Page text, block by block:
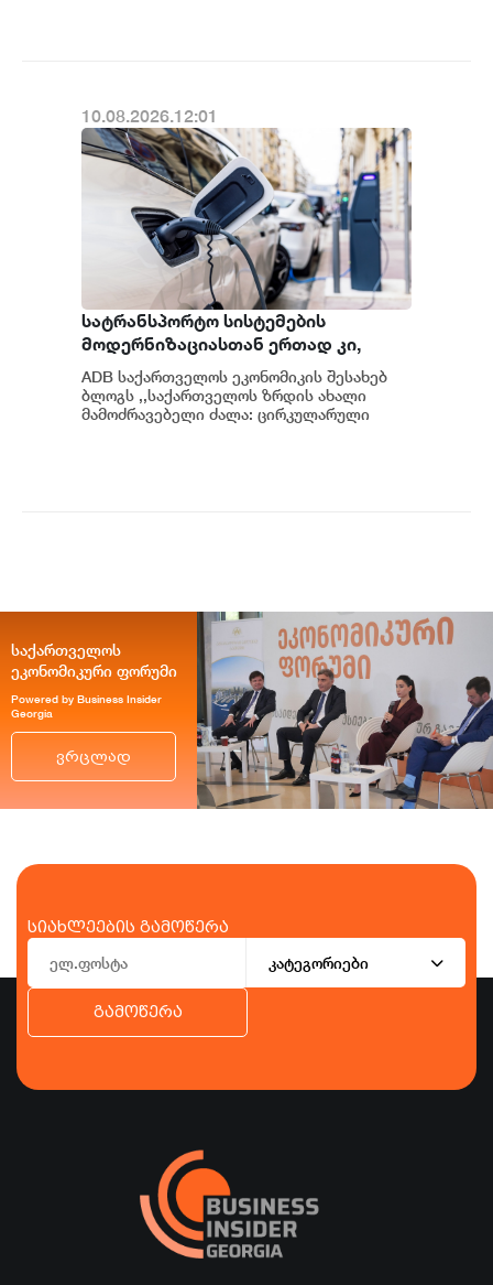
10.08.2026.12:01
სატრანსპორტო სისტემების
მოდერნიზაციასთან ერთად კი,
ახალი შესაძლებლობები ჩნდება
ბატარეების გადამუშავებისა და
ელექტრომობილობის
ADB საქართველოს ეკონომიკის შესახებ
ბლოგს ,,საქართველოს ზრდის ახალი
მამოძრავებელი ძალა: ცირკულარული
საქართველოს
ეკონომიკური ფორუმი
Powered by Business Insider
Georgia
ვრცლად
სიახლეების გამოწერა
კატეგორიები
გამოწერა